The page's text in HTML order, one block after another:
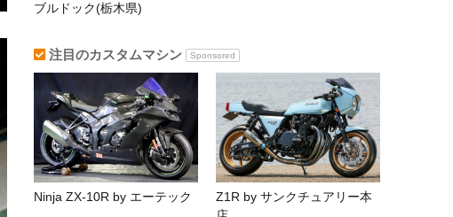
ブルドック(栃木県)
注目のカスタムマシン Sponsored
Ninja ZX-10R by エーテック
Z1R by サンクチュアリー本